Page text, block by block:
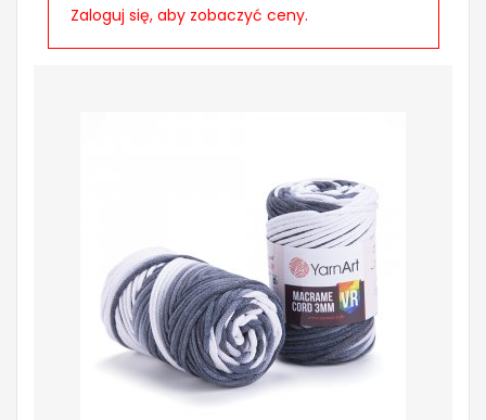
Zaloguj się, aby zobaczyć ceny.